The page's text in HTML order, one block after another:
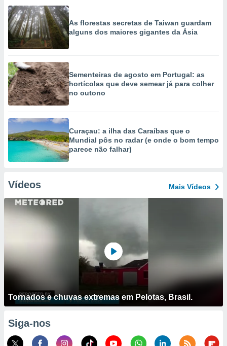
As florestas secretas de Taiwan guardam
alguns dos maiores gigantes da Ásia
Sementeiras de agosto em Portugal: as
hortícolas que deve semear já para colher
no outono
Curaçau: a ilha das Caraíbas que o
Mundial pôs no radar (e onde o bom tempo
parece não falhar)
Vídeos Mais Vídeos
Tornados e chuvas extremas em Pelotas, Brasil.
Siga-nos